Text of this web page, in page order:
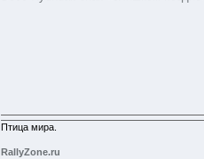
Птица мира.
RallyZone.ru